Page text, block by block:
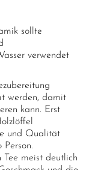
sollte
verwendet
werden, damit
kann. Erst
und Qualität
Tee meist deutlich